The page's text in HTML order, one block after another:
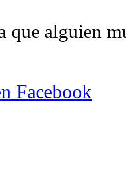
que alguien
Facebook